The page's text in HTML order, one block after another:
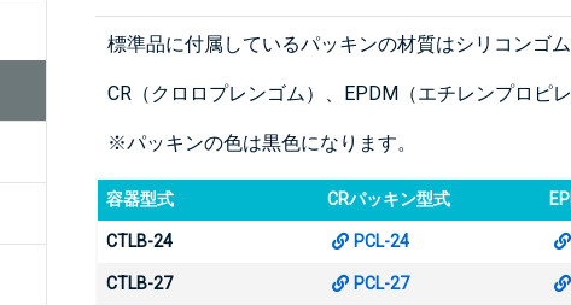
標準品に付属しているパッキンの材質はシリコンゴ
CR（クロロプレンゴム）、EPDM（エチレンプロピ
※パッキンの色は黒色になります。
容器型式 CRパッキン型式
CTLB-24 PCL-24
CTLB-27 PCL-27